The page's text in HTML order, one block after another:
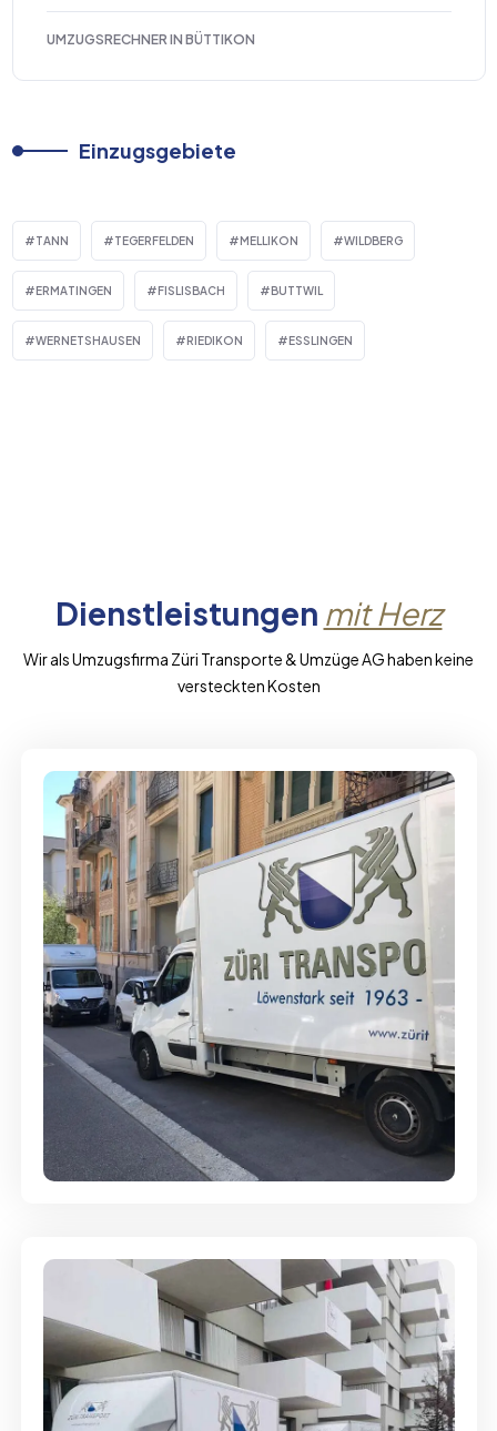
UMZUGSRECHNER IN BÜTTIKON
Einzugsgebiete
TANN TEGERFELDEN MELLIKON WILDBERG
ERMATINGEN FISLISBACH BUTTWIL
WERNETSHAUSEN RIEDIKON ESSLINGEN
Dienstleistungen mit Herz
Wir als Umzugsfirma Züri Transporte & Umzüge AG haben keine
versteckten Kosten
Full-Service - Für Privatumzüge